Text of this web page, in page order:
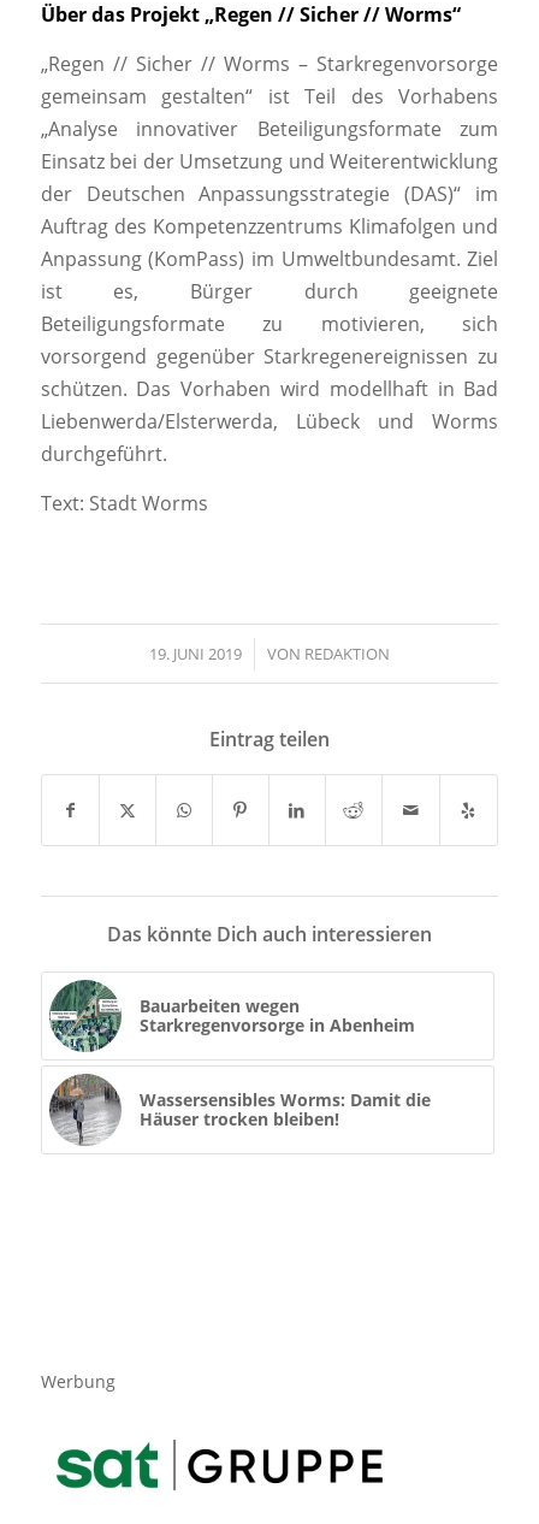
Über das Projekt „Regen // Sicher // Worms“
„Regen // Sicher // Worms – Starkregenvorsorge
gemeinsam gestalten“ ist Teil des Vorhabens
„Analyse innovativer Beteiligungsformate zum
Einsatz bei der Umsetzung und Weiterentwicklung
der Deutschen Anpassungsstrategie (DAS)“ im
Auftrag des Kompetenzzentrums Klimafolgen und
Anpassung (KomPass) im Umweltbundesamt. Ziel
ist es, Bürger durch geeignete
Beteiligungsformate zu motivieren, sich
vorsorgend gegenüber Starkregenereignissen zu
schützen. Das Vorhaben wird modellhaft in Bad
Liebenwerda/Elsterwerda, Lübeck und Worms
durchgeführt.
Text: Stadt Worms
19. JUNI 2019
/ VON REDAKTION
Eintrag teilen
Das könnte Dich auch interessieren
Bauarbeiten wegen
Starkregenvorsorge in Abenheim
Wassersensibles Worms: Damit die
Häuser trocken bleiben!
Werbung